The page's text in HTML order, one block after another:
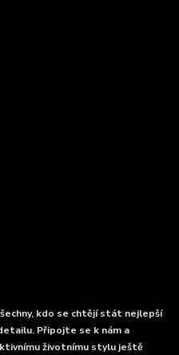
kdo se chtějí stát nejlepší
Připojte se k nám a
životnímu stylu ještě